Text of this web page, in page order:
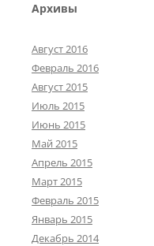
Архивы
Август 2016
Февраль 2016
Август 2015
Июль 2015
Июнь 2015
Май 2015
Апрель 2015
Март 2015
Февраль 2015
Январь 2015
Декабрь 2014